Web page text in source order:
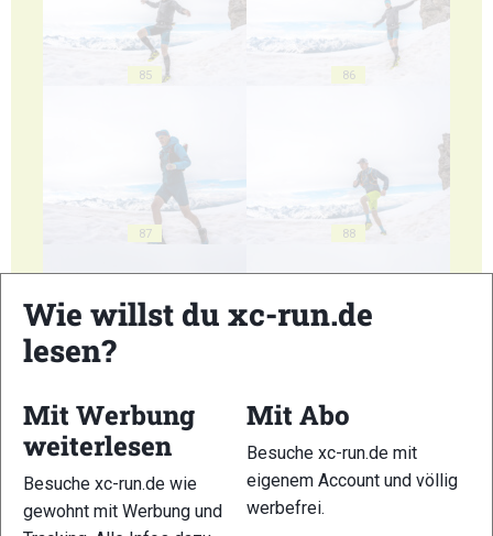
85 86
87 88
Wie willst du xc-run.de
lesen?
Mit Werbung
weiterlesen
Besuche xc-run.de wie
gewohnt mit Werbung und
Mit Abo
Besuche xc-run.de mit
eigenem Account und völlig
werbefrei.